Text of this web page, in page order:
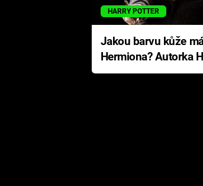
HARRY POTTER
Jakou barvu kůže
Hermiona? Autorka
Pottera přišla s